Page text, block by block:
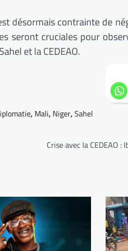
désormais contrainte de
seront cruciales pour
et la CEDEAO.
, Mali, Niger,Sahel
Crise avec la CEDEAO